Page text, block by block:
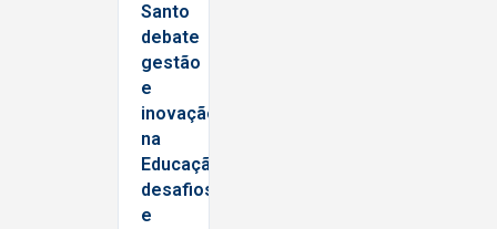
Santo
debate
gestão
e
inovação
na
Educação:
desafios
e